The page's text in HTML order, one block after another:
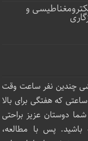
و
چندین نفر ساعت‌ وقت
که هفتگی برای بالا
دوستان عزیز براحتی
پس با مطالعه،